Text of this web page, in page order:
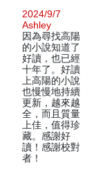
2024/9/7
Ashley
因為尋找高陽
的小說知道了
好讀，也已經
十年了。好讀
上高陽的小說
也慢慢地持續
更新，越來越
全，而且質量
上佳，值得珍
藏。感謝好
讀！感謝校對
者！